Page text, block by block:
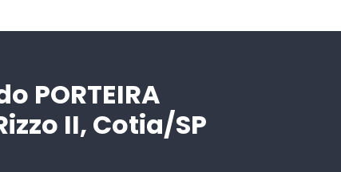
PORTEIRA
II, Cotia/SP